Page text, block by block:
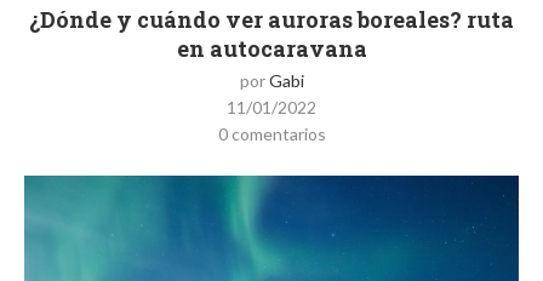
¿Dónde y cuándo ver auroras boreales? ruta
en autocaravana
porGabi
11/01/2022
0 comentarios